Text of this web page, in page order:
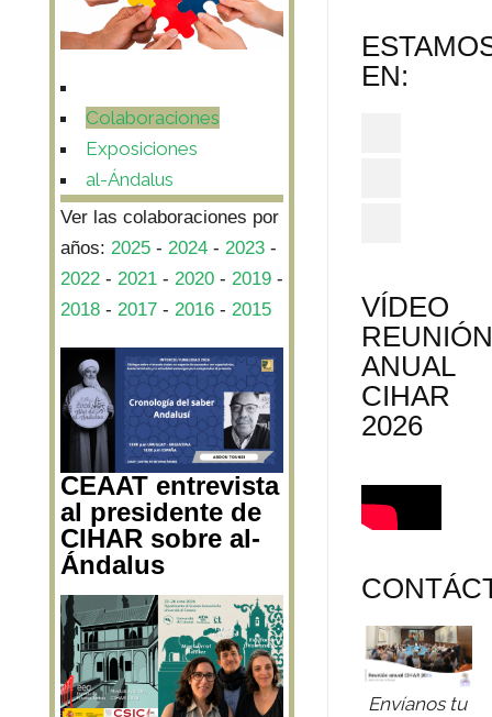
Colaboraciones
Exposiciones
al-Ándalus
Ver las colaboraciones por
años: 2025- 2024- 2023-
2022- 2021 - 2020- 2019-
2018- 2017- 2016- 2015
CEAAT entrevista
al presidente de
CIHAR sobre al-
Ándalus
EN:
VÍDEO
ANUAL
CIHAR
2026
Envíanos tu